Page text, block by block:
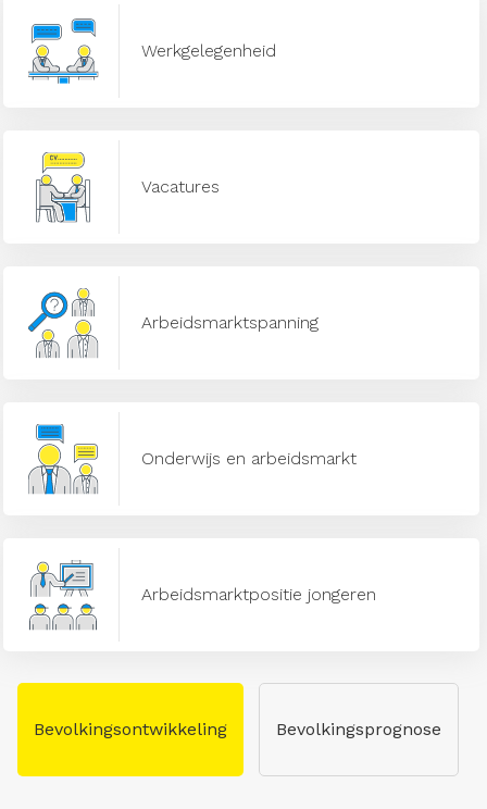
Werkgelegenheid
Vacatures
Arbeidsmarktspanning
Onderwijs en arbeidsmarkt
Arbeidsmarktpositie jongeren
Bevolkingsontwikkeling Bevolkingsprognose